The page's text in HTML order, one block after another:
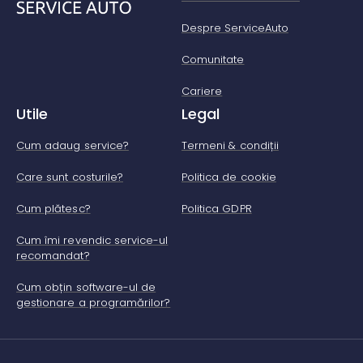
Despre ServiceAuto
Comunitate
Cariere
Utile
Cum adaug service?
Care sunt costurile?
Cum plătesc?
Cum îmi revendic service-ul
recomandat?
Cum obțin software-ul de
gestionare a programărilor?
Legal
Termeni & condiții
Politica de cookie
Politica GDPR